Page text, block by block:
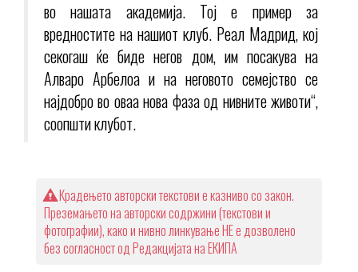
во нашата академија. Тој е пример за
вредностите на нашиот клуб. Реал Мадрид, кој
секогаш ќе биде негов дом, им посакува на
Алваро Арбелоа и на неговото семејство се
најдобро во оваа нова фаза од нивните животи“,
соопшти клубот.
Крадењето авторски текстови е казниво со закон.
Преземањето на авторски содржини (текстови и
фотографии), како и нивно линкување НЕ е дозволено
без согласност од Редакцијата на ЕКИПА